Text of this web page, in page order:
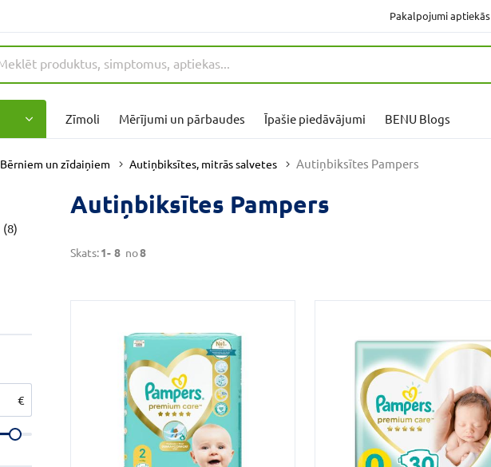
Pakalpojumi aptiekās
Zīmoli Mērījumi un pārbaudes Īpašie piedāvājumi BENU Blogs
Bērniem un zīdaiņiem Autiņbiksītes, mitrās salvetes Autiņbiksītes Pampers
(8)
€
Autiņbiksītes Pampers
Skats:1- 8 no8